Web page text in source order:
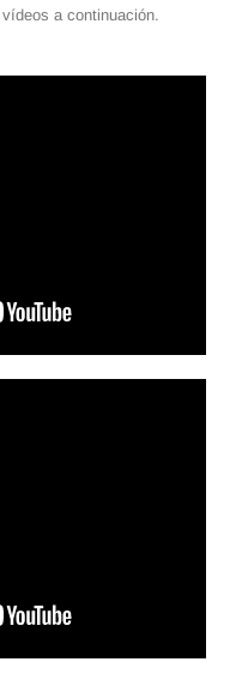
a continuación.